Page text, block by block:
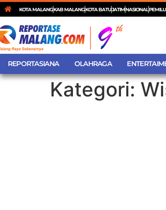
KOTA MALANGKAB MALANGKOTA BATUJATIMNASIONALPEMILU
REPORTASIANA OLAHRAGA
Kategori: